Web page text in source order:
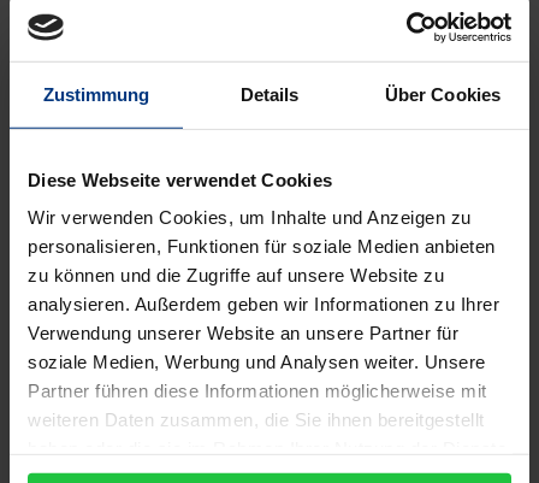
Zustimmung Details Über Cookies
Diese Webseite verwendet Cookies
Wir verwenden Cookies, um Inhalte und Anzeigen zu
personalisieren, Funktionen für soziale Medien anbieten
zu können und die Zugriffe auf unsere Website zu
analysieren. Außerdem geben wir Informationen zu Ihrer
Verwendung unserer Website an unsere Partner für
soziale Medien, Werbung und Analysen weiter. Unsere
Partner führen diese Informationen möglicherweise mit
weiteren Daten zusammen, die Sie ihnen bereitgestellt
gesammelt haben.
konkurrenzlos das Sportpanorama. Konjunktur
Sportarten, deren besonderer Anreiz in
unverwechselbaren und einzigartigen Erlebnissen
Nervenkitzel und Risikoerleben avancieren zu
Schlagwörtern des Erlebnisbooms im Sport. Die
Anziehungskraft des Erlebnissports offenbart sich
für den einzelnen in der faszinierenden Möglichkeit,
im Sprt Erlebnisse in eigener Regie zu produzieren
und zu arrangieren. Als Teil eines expandierenden
Erlebnismarktes bietet die Tourismusbranche
organisierte Abenteuerreisen an, bei denen der